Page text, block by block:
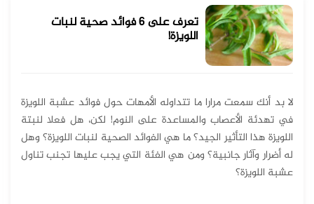
تعرف على 6 فوائد صحية لنبات
اللويزة!
لا بد أنك سمعت مرارا ما تتداوله الأمهات حول فوائد عشبة اللويزة
في تهدئة الأعصاب والمساعدة على النوم! لكن، هل فعلا لنبتة
اللويزة هذا التأثير الجيد؟ ما هي الفوائد الصحية لنبات اللويزة؟ وهل
له أضرار وآثار جانبية؟ ومن هي الفئة التي يجب عليها تجنب تناول
عشبة اللويزة؟